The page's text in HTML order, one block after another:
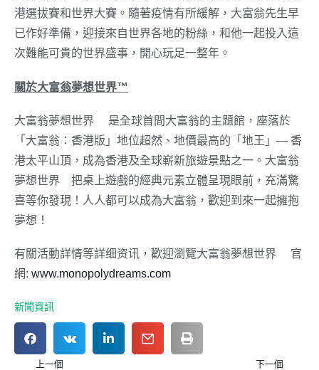
港選拔賽和世界大賽。隨著疫情有所緩解，大富翁先生早
已作好準備，迎接來自世界各地的粉絲，和他一起投入這
次難能可貴的世界盛事，開心玩足一整年。
關於大富翁夢想世界™
大富翁夢想世界™ 是全球首間大富翁的主題館，座落於
「大富翁：香港版」地位超然、地價最高的「地王」— 香
港太平山頂，成為香港及全球嶄新旅遊景點之一。大富翁
夢想世界™把桌上遊戲的經典元素立體呈現眼前，充滿驚
喜等你發現！人人都可以成為大富翁，歡迎到來一起擁抱
夢想！
有關活動詳情等詳细资讯，歡迎瀏覽大富翁夢想世界
官
網: www.monopolydreams.com
新聞資訊
上一個 下一個